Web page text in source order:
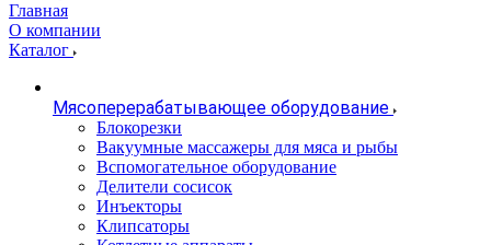
Главная
О компании
Каталог
Мясоперерабатывающее оборудование
Блокорезки
Вакуумные массажеры для мяса и рыбы
Вспомогательное оборудование
Делители сосисок
Инъекторы
Клипсаторы